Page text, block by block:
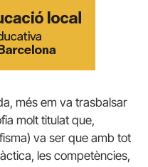
més em va trasbalsar
molt titulat que,
va ser que amb tot
les competències,